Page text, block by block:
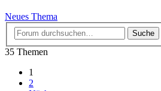
Neues Thema
Suche
35 Themen
1
2